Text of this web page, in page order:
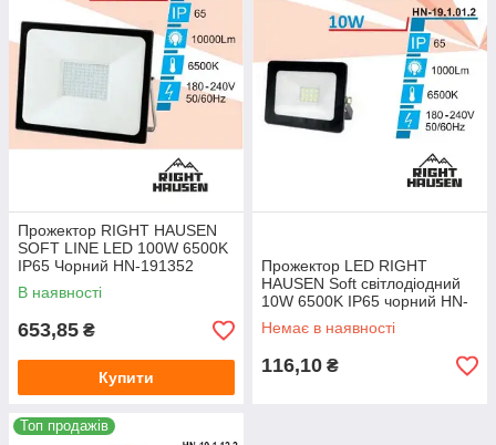
Прожектор RIGHT HAUSEN
SOFT LINE LED 100W 6500K
IP65 Чорний HN-191352
В наявності
653,85 ₴
Купити
Прожектор LED RIGHT
HAUSEN Soft світлодіодний
10W 6500K IP65 чорний HN-
191012
Немає в наявності
116,10 ₴
Топ продажів